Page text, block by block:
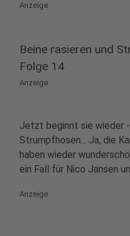
Anzeige
Beine rasieren und
Folge 14
Anzeige
Jetzt beginnt sie wieder
Strumpfhosen... Ja, die
haben wieder
ein Fall für Nico Jansen
Anzeige